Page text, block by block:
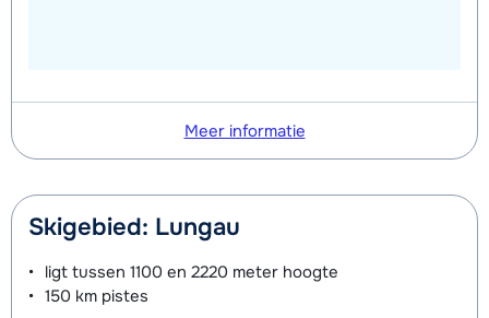
Meer informatie
Skigebied: Lungau
ligt tussen 1100 en 2220 meter hoogte
150 km pistes